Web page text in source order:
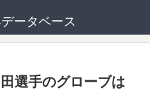
ータベース
選手のグローブは